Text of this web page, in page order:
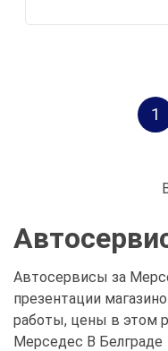
1
Автосервисы за
презентации
работы, цены в этом
Мерседес В Белграде